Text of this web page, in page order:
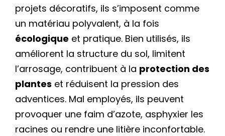
projets décoratifs, ils s’imposent comme
un matériau polyvalent, à la fois
écologique et pratique. Bien utilisés, ils
améliorent la structure du sol, limitent
l’arrosage, contribuent à la protection des
plantes et réduisent la pression des
adventices. Mal employés, ils peuvent
provoquer une faim d’azote, asphyxier les
racines ou rendre une litière inconfortable.